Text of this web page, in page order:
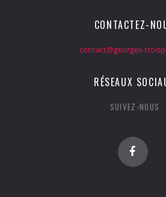
CONTACTEZ-
contact@georges-
RÉSEAUX
SUIVEZ-NOUS